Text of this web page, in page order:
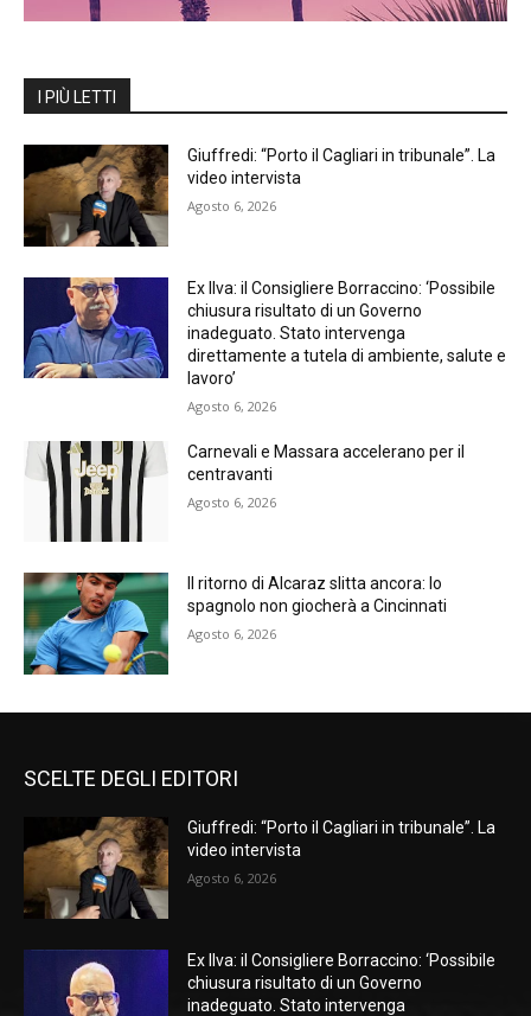
I PIÙ LETTI
Giuffredi: “Porto il Cagliari in tribunale”. La
video intervista
Agosto 6, 2026
Ex Ilva: il Consigliere Borraccino: ‘Possibile
chiusura risultato di un Governo
inadeguato. Stato intervenga
direttamente a tutela di ambiente, salute e
lavoro’
Agosto 6, 2026
Carnevali e Massara accelerano per il
centravanti
Agosto 6, 2026
Il ritorno di Alcaraz slitta ancora: lo
spagnolo non giocherà a Cincinnati
Agosto 6, 2026
SCELTE DEGLI EDITORI
Giuffredi: “Porto il Cagliari in tribunale”. La
video intervista
Agosto 6, 2026
Ex Ilva: il Consigliere Borraccino: ‘Possibile
chiusura risultato di un Governo
inadeguato. Stato intervenga